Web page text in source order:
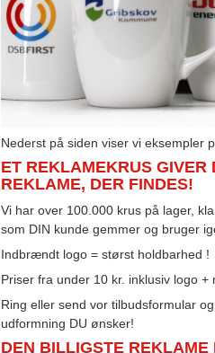
Nederst på siden viser vi eksempler
ET REKLAMEKRUS GIVER
REKLAME, DER FINDES!
Vi har over 100.000 krus på lager,
som DIN kunde gemmer og bruger
Indbrændt logo = størst holdbarhed !
Priser fra under 10 kr. inklusiv logo +
Ring eller send vor tilbudsformular
udformning DU ønsker!
DEN BILLIGSTE REKLAME